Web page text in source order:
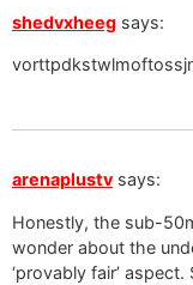
shedvxheeg says:
arenaplustv says:
Honestly, the sub-
wonder about the
‘provably fair’